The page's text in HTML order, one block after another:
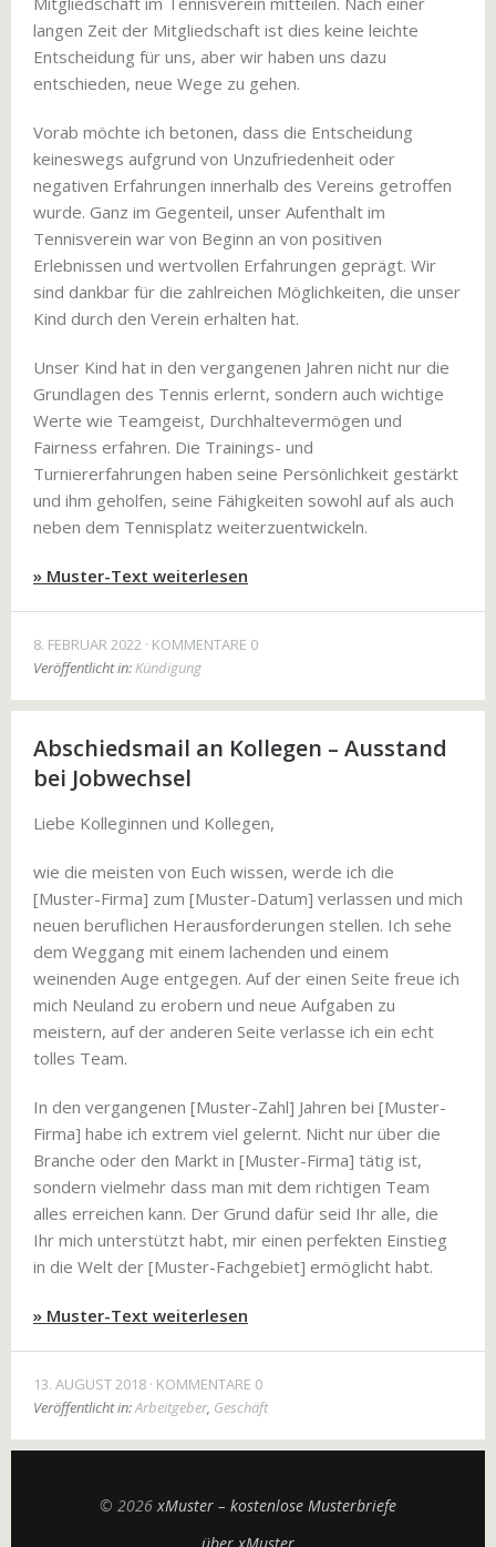
langen Zeit der Mitgliedschaft ist dies keine leichte
Entscheidung für uns, aber wir haben uns dazu
entschieden, neue Wege zu gehen.
Vorab möchte ich betonen, dass die Entscheidung
keineswegs aufgrund von Unzufriedenheit oder
negativen Erfahrungen innerhalb des Vereins getroffen
wurde. Ganz im Gegenteil, unser Aufenthalt im
Tennisverein war von Beginn an von positiven
Erlebnissen und wertvollen Erfahrungen geprägt. Wir
sind dankbar für die zahlreichen Möglichkeiten, die unser
Kind durch den Verein erhalten hat.
Unser Kind hat in den vergangenen Jahren nicht nur die
Grundlagen des Tennis erlernt, sondern auch wichtige
Werte wie Teamgeist, Durchhaltevermögen und
Fairness erfahren. Die Trainings- und
Turniererfahrungen haben seine Persönlichkeit gestärkt
und ihm geholfen, seine Fähigkeiten sowohl auf als auch
neben dem Tennisplatz weiterzuentwickeln.
» Muster-Text weiterlesen
8. FEBRUAR 2022 KOMMENTARE 0
Veröffentlicht in:Kündigung
Abschiedsmail an Kollegen – Ausstand
bei Jobwechsel
Liebe Kolleginnen und Kollegen,
wie die meisten von Euch wissen, werde ich die
[Muster-Firma] zum [Muster-Datum] verlassen und mich
neuen beruflichen Herausforderungen stellen. Ich sehe
dem Weggang mit einem lachenden und einem
weinenden Auge entgegen. Auf der einen Seite freue ich
mich Neuland zu erobern und neue Aufgaben zu
meistern, auf der anderen Seite verlasse ich ein echt
tolles Team.
In den vergangenen [Muster-Zahl] Jahren bei [Muster-
Firma] habe ich extrem viel gelernt. Nicht nur über die
Branche oder den Markt in [Muster-Firma] tätig ist,
sondern vielmehr dass man mit dem richtigen Team
alles erreichen kann. Der Grund dafür seid Ihr alle, die
Ihr mich unterstützt habt, mir einen perfekten Einstieg
in die Welt der [Muster-Fachgebiet] ermöglicht habt.
» Muster-Text weiterlesen
13. AUGUST 2018 KOMMENTARE 0
Veröffentlicht in:Arbeitgeber, Geschäft
© 2026xMuster – kostenlose Musterbriefe